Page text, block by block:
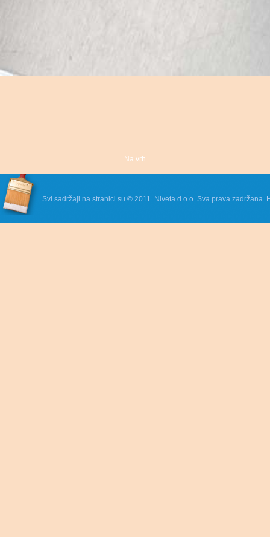
Na vrh
Svi sadržaji na stranici su © 2011. Niveta d.o.o. Sva prava zadržana.